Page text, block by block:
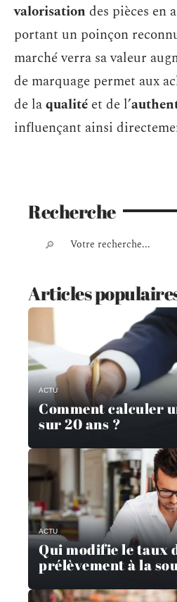
valorisationdes pièces en
portant un poinçon
marché verra sa valeur
de marquage permet aux
de laqualité et de l’
influençant ainsi
Recherche
Articles
ACTU
Comment calculer
sur 20 ans ?
ACTU
Qui modifie le taux
prélèvement à la